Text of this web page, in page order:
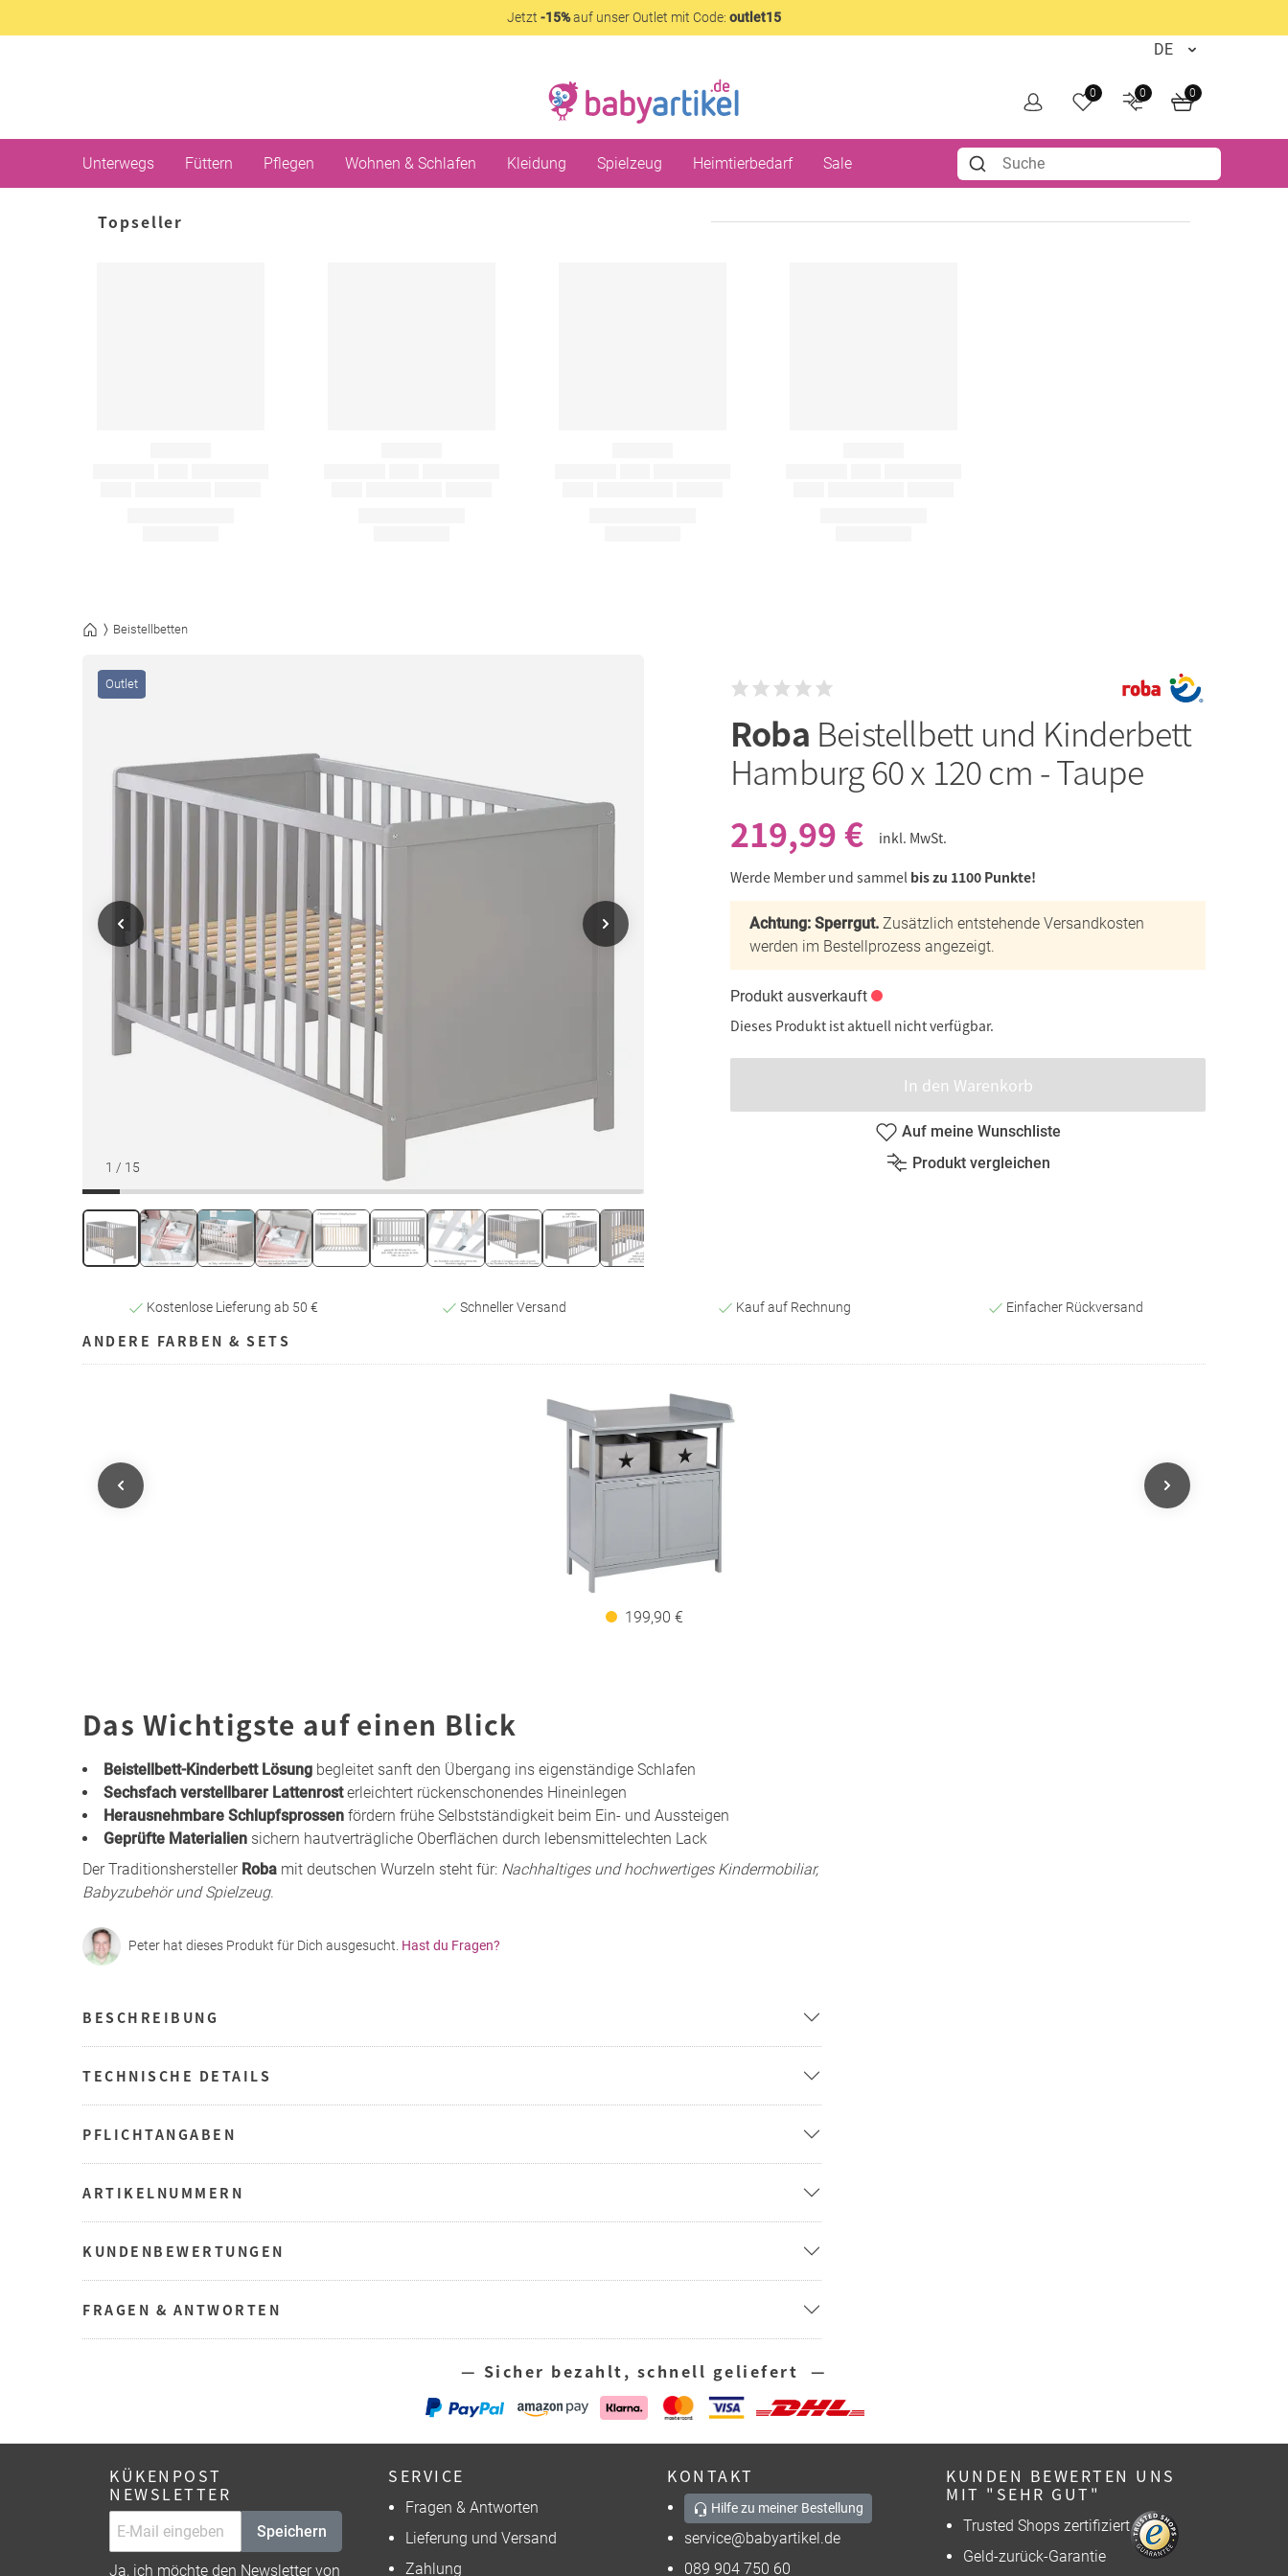
Jetzt -15%auf unser Outlet mit Code: outlet15
0 0 0
Unterwegs Füttern Pflegen Wohnen & Schlafen Kleidung Spielzeug Heimtierbedarf Sale
Topseller
Beistellbetten
1 / 15
Outlet
Roba Beistellbett und Kinderbett
Hamburg 60 x 120 cm - Taupe
219,99 €
inkl. MwSt.
Werde Member und sammel bis zu 1100 Punkte!
Achtung: Sperrgut. Zusätzlich entstehende Versandkosten
werden im Bestellprozess angezeigt.
Produkt ausverkauft
Dieses Produkt ist aktuell nicht verfügbar.
In den Warenkorb
Auf meine Wunschliste
Produkt vergleichen
Kostenlose Lieferung ab 50 € Schneller Versand Kauf auf Rechnung Einfacher Rückversand
ANDERE FARBEN & SETS
199,90 €
Das Wichtigste auf einen Blick
Beistellbett-Kinderbett Lösung begleitet sanft den Übergang ins eigenständige Schlafen
Sechsfach verstellbarer Lattenrosterleichtert rückenschonendes Hineinlegen
Herausnehmbare Schlupfsprossen fördern frühe Selbstständigkeit beim Ein- und Aussteigen
Geprüfte Materialien sichern hautverträgliche Oberflächen durch lebensmittelechten Lack
Der Traditionshersteller Roba mit deutschen Wurzeln steht für: Nachhaltiges und hochwertiges Kindermobiliar,
Babyzubehör und Spielzeug.
Peter hat dieses Produkt für Dich ausgesucht. Hast du Fragen?
BESCHREIBUNG
TECHNISCHE DETAILS
PFLICHTANGABEN
ARTIKELNUMMERN
KUNDENBEWERTUNGEN
FRAGEN & ANTWORTEN
— Sicher bezahlt, schnell geliefert —
KÜKENPOST
NEWSLETTER
Speichern
Ja, ich möchte den Newsletter von
SERVICE
Fragen & Antworten
Lieferung und Versand
Zahlung
KONTAKT
Hilfe zu meiner Bestellung
service@babyartikel.de
089 904 750 60
KUNDEN BEWERTEN UNS
MIT "SEHR GUT"
Trusted Shops zertifiziert
Geld-zurück-Garantie